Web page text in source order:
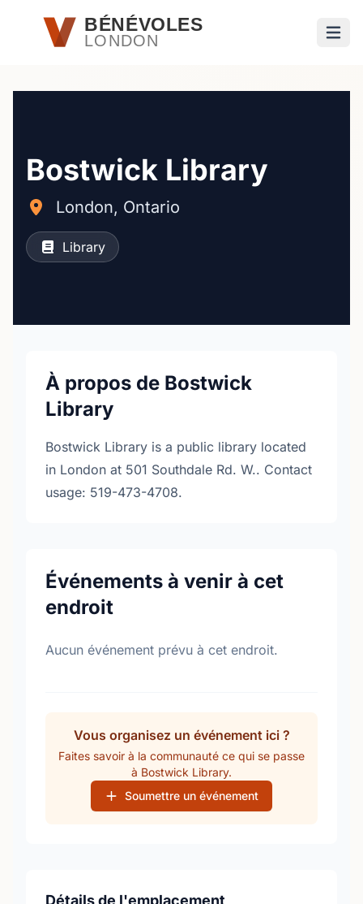
Passer au contenu principal
BÉNÉVOLES
LONDON
Bostwick Library
London, Ontario
Library
À propos de Bostwick
Library
Bostwick Library is a public library located
in London at 501 Southdale Rd. W.. Contact
usage: 519-473-4708.
Événements à venir à cet
endroit
Aucun événement prévu à cet endroit.
Vous organisez un événement ici ?
Faites savoir à la communauté ce qui se passe
à Bostwick Library.
Soumettre un événement
Détails de l'emplacement